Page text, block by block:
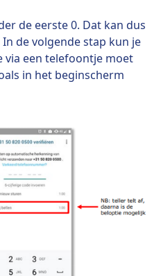
de eerste 0. Dat kan dus
de volgende stap kun je
via een telefoontje moet
in het beginscherm